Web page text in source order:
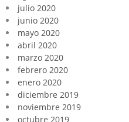
julio 2020
junio 2020
mayo 2020
abril 2020
marzo 2020
febrero 2020
enero 2020
diciembre 2019
noviembre 2019
octubre 2019